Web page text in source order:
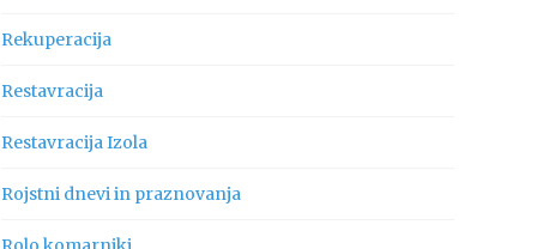
Rekuperacija
Restavracija
Restavracija Izola
Rojstni dnevi in praznovanja